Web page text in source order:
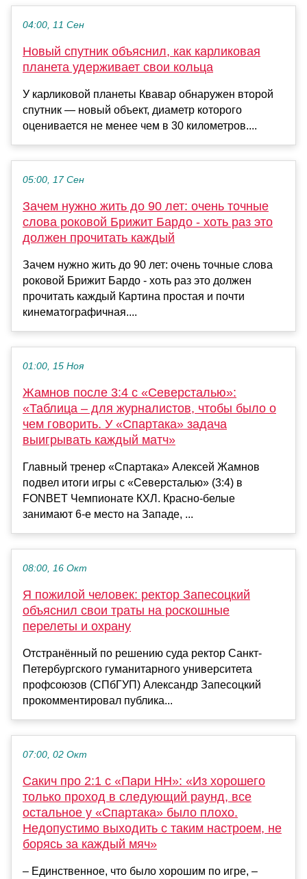
04:00, 11 Сен
Новый спутник объяснил, как карликовая
планета удерживает свои кольца
У карликовой планеты Квавар обнаружен второй
спутник — новый объект, диаметр которого
оценивается не менее чем в 30 километров....
05:00, 17 Сен
Зачем нужно жить до 90 лет: очень точные
слова роковой Брижит Бардо - хоть раз это
должен прочитать каждый
Зачем нужно жить до 90 лет: очень точные слова
роковой Брижит Бардо - хоть раз это должен
прочитать каждый Картина простая и почти
кинематографичная....
01:00, 15 Ноя
Жамнов после 3:4 с «Северсталью»:
«Таблица – для журналистов, чтобы было о
чем говорить. У «Спартака» задача
выигрывать каждый матч»
Главный тренер «Спартака» Алексей Жамнов
подвел итоги игры с «Северсталью» (3:4) в
FONBET Чемпионате КХЛ. Красно-белые
занимают 6-е место на Западе, ...
08:00, 16 Окт
Я пожилой человек: ректор Запесоцкий
объяснил свои траты на роскошные
перелеты и охрану
Отстранённый по решению суда ректор Санкт-
Петербургского гуманитарного университета
профсоюзов (СПбГУП) Александр Запесоцкий
прокомментировал публика...
07:00, 02 Окт
Сакич про 2:1 с «Пари НН»: «Из хорошего
только проход в следующий раунд, все
остальное у «Спартака» было плохо.
Недопустимо выходить с таким настроем, не
борясь за каждый мяч»
– Единственное, что было хорошим по игре, –